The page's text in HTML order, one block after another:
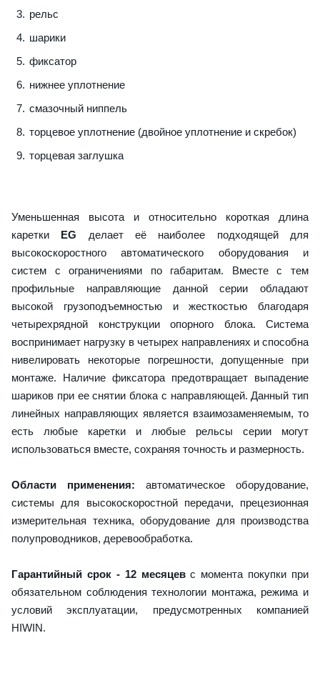
рельс
шарики
фиксатор
нижнее уплотнение
смазочный ниппель
торцевое уплотнение (двойное уплотнение и скребок)
торцевая заглушка
Уменьшенная высота и относительно короткая длина
каретки EG делает её наиболее подходящей для
высокоскоростного автоматического оборудования и
систем с ограничениями по габаритам. Вместе с тем
профильные направляющие данной серии обладают
высокой грузоподъемностью и жесткостью благодаря
четырехрядной конструкции опорного блока. Система
воспринимает нагрузку в четырех направлениях и способна
нивелировать некоторые погрешности, допущенные при
монтаже. Наличие фиксатора предотвращает выпадение
шариков при ее снятии блока с направляющей. Данный тип
линейных направляющих является взаимозаменяемым, то
есть любые каретки и любые рельсы серии могут
использоваться вместе, сохраняя точность и размерность.
Области применения: автоматическое оборудование,
системы для высокоскоростной передачи, прецезионная
измерительная техника, оборудование для производства
полупроводников, деревообработка.
Гарантийный срок - 12 месяцевс момента покупки при
обязательном соблюдения технологии монтажа, режима и
условий эксплуатации, предусмотренных компанией
HIWIN.